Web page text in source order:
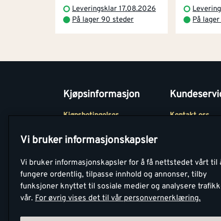
Leveringsklar 17.08.2026
På lager 90 steder
På
Kjøpsinformasjon
Kjøpsbetingelser
Betaling
Retur- og
angrerettsskjema
Kontakt oss
Montér Bedrift
Vi bruker informasjonskapsler
Vi bruker informasjonskapsler for å få nettstedet vårt til
fungere ordentlig, tilpasse innhold og annonser, tilby
funksjoner knyttet til sosiale medier og analysere
vår. For øvrig vises det til vår personvernerklæring.